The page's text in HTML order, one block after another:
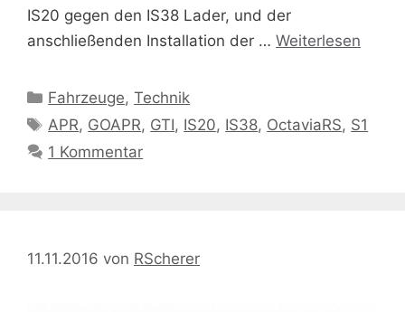
IS20 gegen den IS38 Lader, und der
anschließenden Installation der … Weiterlesen
Kategorien
Fahrzeuge,Technik
Schlagwörter
APR, GOAPR, GTI, IS20, IS38, OctaviaRS, S1
1 Kommentar
11.11.2016 von RScherer